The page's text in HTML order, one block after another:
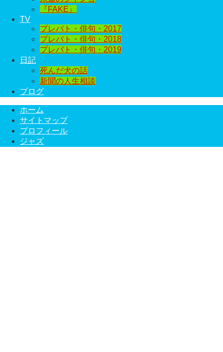
『FAKE』
TV
プレバト・俳句・2017
プレバト・俳句・2018
プレバト・俳句・2019
日記
死んだ犬の話
新聞の人生相談
ブログ
ホーム
サイトマップ
プロフィール
ジャズ